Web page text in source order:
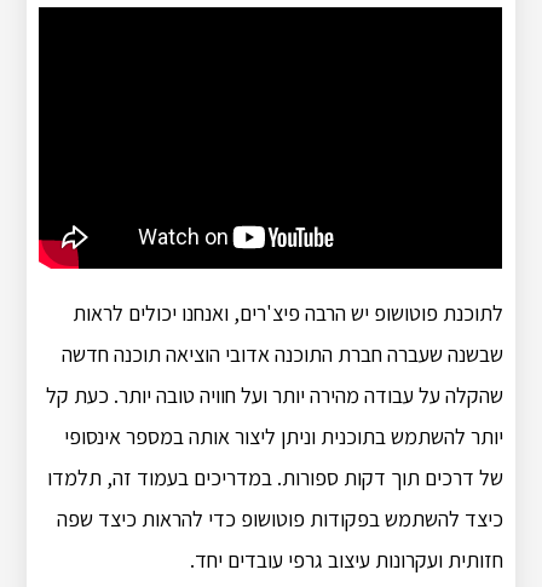
לתוכנת פוטושופ יש הרבה פיצ'רים, ואנחנו יכולים לראות
שבשנה שעברה חברת התוכנה אדובי הוציאה תוכנה חדשה
שהקלה על עבודה מהירה יותר ועל חוויה טובה יותר. כעת קל
יותר להשתמש בתוכנית וניתן ליצור אותה במספר אינסופי
של דרכים תוך דקות ספורות. במדריכים בעמוד זה, תלמדו
כיצד להשתמש בפקודות פוטושופ כדי להראות כיצד שפה
חזותית ועקרונות עיצוב גרפי עובדים יחד.